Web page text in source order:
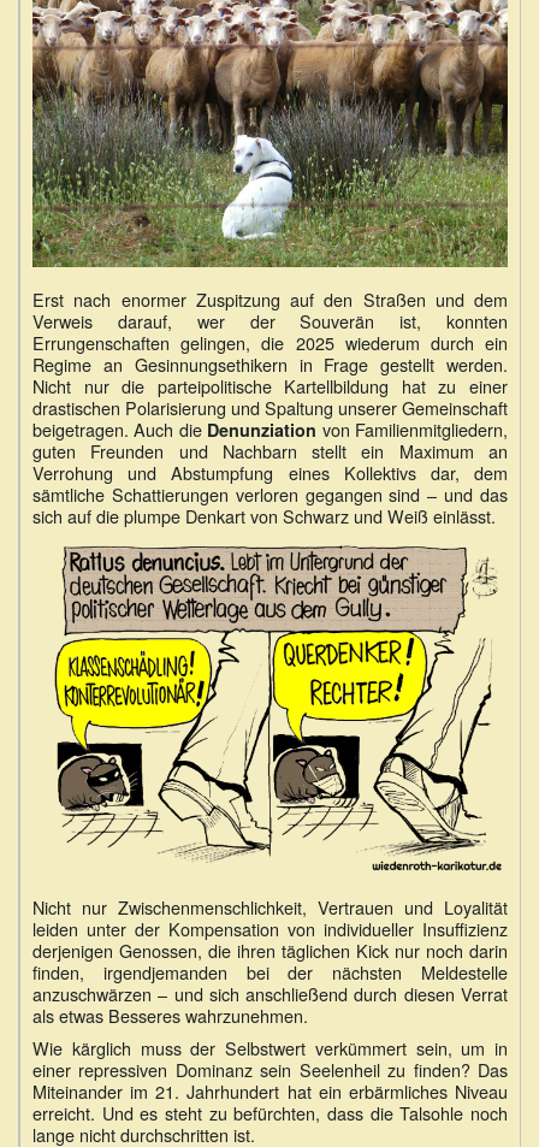
Erst nach enormer Zuspitzung auf den Straßen und dem
Verweis darauf, wer der Souverän ist, konnten
Errungenschaften gelingen, die 2025 wiederum durch ein
Regime an Gesinnungsethikern in Frage gestellt werden.
Nicht nur die parteipolitische Kartellbildung hat zu einer
drastischen Polarisierung und Spaltung unserer Gemeinschaft
beigetragen. Auch die Denunziation von Familienmitgliedern,
guten Freunden und Nachbarn stellt ein Maximum an
Verrohung und Abstumpfung eines Kollektivs dar, dem
sämtliche Schattierungen verloren gegangen sind – und das
sich auf die plumpe Denkart von Schwarz und Weiß einlässt.
Nicht nur Zwischenmenschlichkeit, Vertrauen und Loyalität
leiden unter der Kompensation von individueller Insuffizienz
derjenigen Genossen, die ihren täglichen Kick nur noch darin
finden, irgendjemanden bei der nächsten Meldestelle
anzuschwärzen – und sich anschließend durch diesen Verrat
als etwas Besseres wahrzunehmen.
Wie kärglich muss der Selbstwert verkümmert sein, um in
einer repressiven Dominanz sein Seelenheil zu finden? Das
Miteinander im 21. Jahrhundert hat ein erbärmliches Niveau
erreicht. Und es steht zu befürchten, dass die Talsohle noch
lange nicht durchschritten ist.